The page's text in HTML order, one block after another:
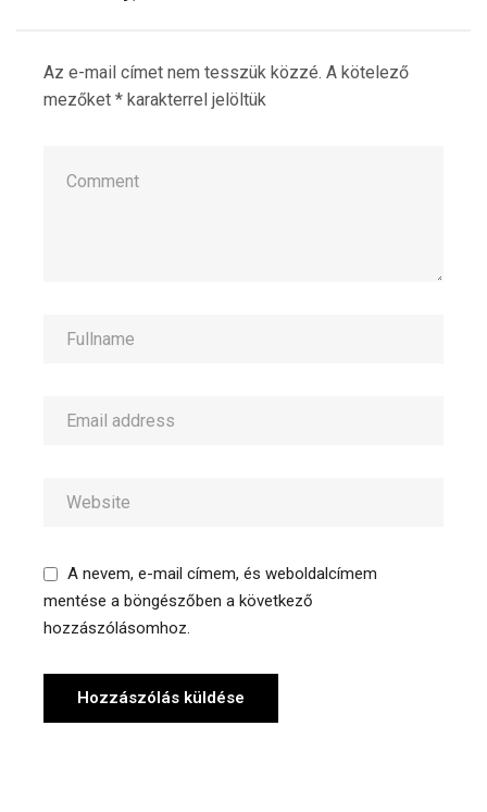
Az e-mail címet nem tesszük közzé. A kötelező
mezőket * karakterrel jelöltük
A nevem, e-mail címem, és weboldalcímem
mentése a böngészőben a következő
hozzászólásomhoz.